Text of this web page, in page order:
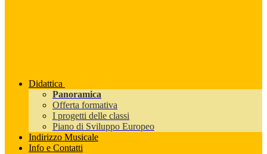
Didattica
Panoramica
Offerta formativa
I progetti delle classi
Piano di Sviluppo Europeo
Indirizzo Musicale
Info e Contatti